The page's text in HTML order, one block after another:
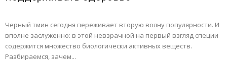
Черный тмин сегодня переживает вторую волну популярности. И
вполне заслуженно: в этой невзрачной на первый взгляд специи
содержится множество биологически активных веществ.
Разбираемся, зачем...